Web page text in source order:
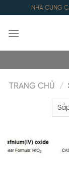
content
NHÀ CUNG
TRANG CHỦ /